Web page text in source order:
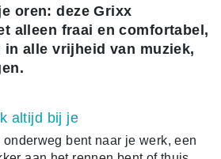
oren: deze Grixx
alleen fraai en comfortabel,
in alle vrijheid van muziek,
altijd bij je
bent naar je werk, een